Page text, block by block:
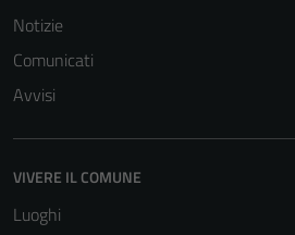
Notizie
Comunicati
Avvisi
VIVERE IL COMUNE
Luoghi